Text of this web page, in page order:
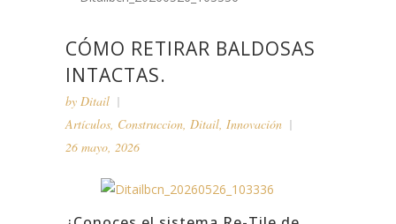
CÓMO RETIRAR BALDOSAS
INTACTAS.
by Ditail
Artículos, Construccion, Ditail, Innovación
26 mayo, 2026